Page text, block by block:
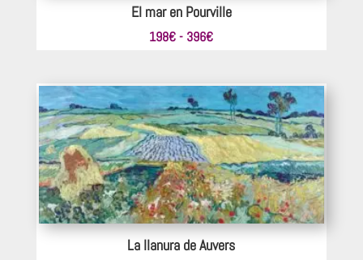
El mar en Pourville
198€ - 396€Rango
desde
198€
hasta
396€
La llanura de Auvers